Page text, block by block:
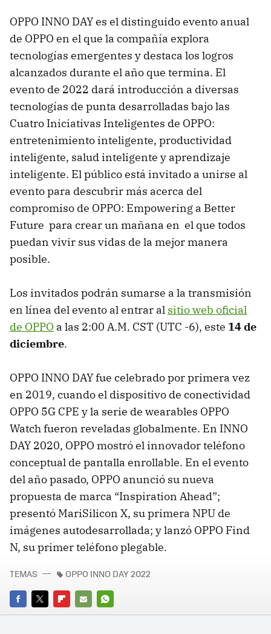
OPPO INNO DAY es el distinguido evento anual
de OPPO en el que la compañía explora
tecnologías emergentes y destaca los logros
alcanzados durante el año que termina. El
evento de 2022 dará introducción a diversas
tecnologías de punta desarrolladas bajo las
Cuatro Iniciativas Inteligentes de OPPO:
entretenimiento inteligente, productividad
inteligente, salud inteligente y aprendizaje
inteligente. El público está invitado a unirse al
evento para descubrir más acerca del
compromiso de OPPO: Empowering a Better
Future para crear un mañana en el que todos
puedan vivir sus vidas de la mejor manera
posible.
Los invitados podrán sumarse a la transmisión
en línea del evento al entrar al sitio web oficial
de OPPO a las 2:00 A.M. CST (UTC -6), este 14 de
diciembre.
OPPO INNO DAY fue celebrado por primera vez
en 2019, cuando el dispositivo de conectividad
OPPO 5G CPE y la serie de wearables OPPO
Watch fueron reveladas globalmente. En INNO
DAY 2020, OPPO mostró el innovador teléfono
conceptual de pantalla enrollable. En el evento
del año pasado, OPPO anunció su nueva
propuesta de marca “Inspiration Ahead”;
presentó MariSilicon X, su primera NPU de
imágenes autodesarrollada; y lanzó OPPO Find
N, su primer teléfono plegable.
FACEBOOK
TWITTERFLIPBOARD
E-
WHATSAPP
TEMAS OPPO INNO DAY 2022